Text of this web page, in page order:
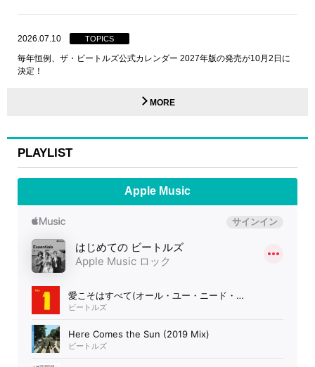
2026.07.10 TOPICS
毎年恒例、ザ・ビートルズ公式カレンダー 2027年版の発売が10月2日に
決定！
MORE
PLAYLIST
Apple Music